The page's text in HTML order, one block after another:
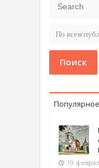
Поиск
Популярное
19